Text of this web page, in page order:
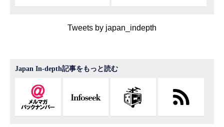
Tweets by japan_indepth
Japan In-depth記事をもっと読む